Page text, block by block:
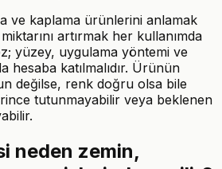
ve kaplama ürünlerini anlamak
artırmak her kullanımda
yüzey, uygulama yöntemi ve
hesaba katılmalıdır. Ürünün
değilse, renk doğru olsa bile
tutunmayabilir veya beklenen
neden zemin,